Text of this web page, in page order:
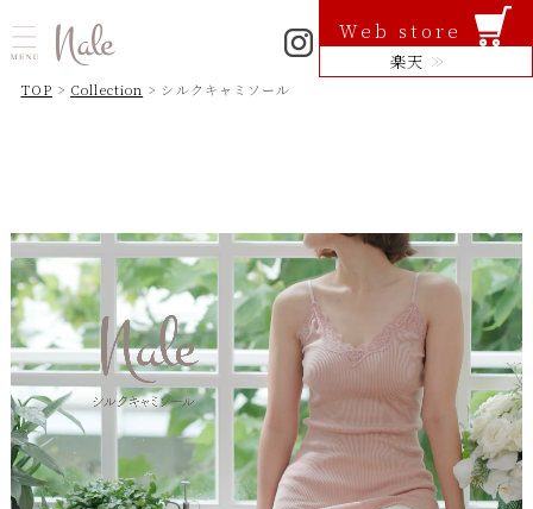
Web store
楽天
TOP > Collection > シルクキャミソール